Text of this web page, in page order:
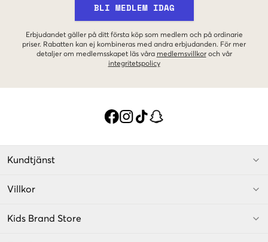
BLI MEDLEM IDAG
Erbjudandet gäller på ditt första köp som medlem och på ordinarie
priser. Rabatten kan ej kombineras med andra erbjudanden. För mer
detaljer om medlemsskapet läs våra medlemsvillkor och vår
integritetspolicy
Kundtjänst
Villkor
Kids Brand Store